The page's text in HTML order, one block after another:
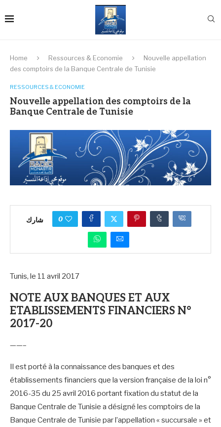
Home Ressources & Economie
Nouvelle appellation
des comptoirs de la Banque Centrale de Tunisie
RESSOURCES & ECONOMIE
Nouvelle appellation des comptoirs de la
Banque Centrale de Tunisie
شارك 0
Tunis, le 11 avril 2017
NOTE AUX BANQUES ET AUX
ETABLISSEMENTS FINANCIERS N°
2017-20
——–
Il est porté à la connaissance des banques et des
établissements financiers que la version française de la loi n°
2016-35 du 25 avril 2016 portant fixation du statut de la
Banque Centrale de Tunisie a désigné les comptoirs de la
Banque Centrale de Tunisie par l’appellation « succursale » et